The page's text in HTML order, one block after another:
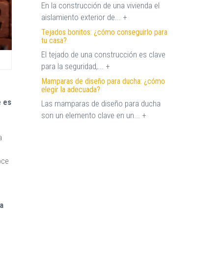
es
En la construcción de una vivienda el
aislamiento exterior de... +
Tejados bonitos: ¿cómo conseguirlo para
tu casa?
El tejado de una construcción es clave
para la seguridad,... +
Mamparas de diseño para ducha: ¿cómo
elegir la adecuada?
Las mamparas de diseño para ducha
son un elemento clave en un... +